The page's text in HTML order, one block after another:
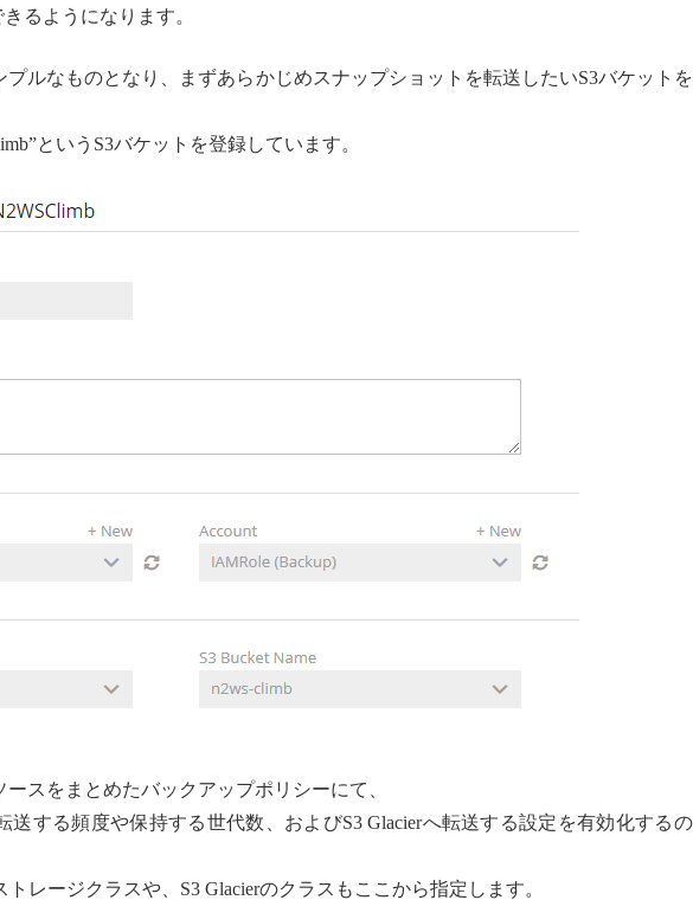
るようになります。
ルなものとなり、まずあらかじめスナップショットを転送したいS3バケット
というS3バケットを登録しています。
スをまとめたバックアップポリシーにて、
送する頻度や保持する世代数、およびS3 Glacierへ転送する設定を有効化する
レージクラスや、S3 Glacierのクラスもここから指定します。